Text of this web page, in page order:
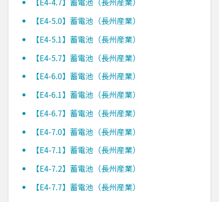
【E4-5.0】蓄電池（長州産業）
【E4-5.1】蓄電池（長州産業）
【E4-5.7】蓄電池（長州産業）
【E4-6.0】蓄電池（長州産業）
【E4-6.1】蓄電池（長州産業）
【E4-6.7】蓄電池（長州産業）
【E4-7.0】蓄電池（長州産業）
【E4-7.1】蓄電池（長州産業）
【E4-7.2】蓄電池（長州産業）
【E4-7.7】蓄電池（長州産業）